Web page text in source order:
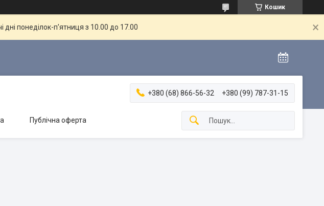
Кошик
понеділок-п'ятниця з 10.00 до 17.00
+380 (68) 866-56-32 +380 (99) 787-31-15
Публічна оферта